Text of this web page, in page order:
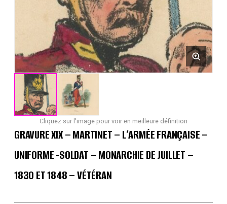
Cliquez sur l'image pour voir en meilleure définition
GRAVURE XIX – MARTINET – L’ARMÉE FRANÇAISE –
UNIFORME -SOLDAT – MONARCHIE DE JUILLET –
1830 ET 1848 – VÉTÉRAN